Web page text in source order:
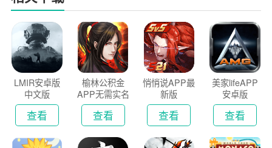
LMIR安卓版
中文版
查看
榆林公积金
APP无需实名
认证版
查看
悄悄说APP最
新版
查看
美家lifeAPP
安卓版
查看